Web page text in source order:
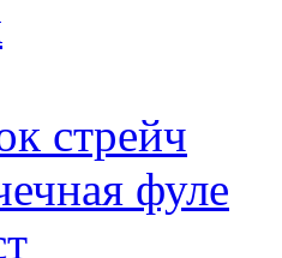
стрейч
фуле